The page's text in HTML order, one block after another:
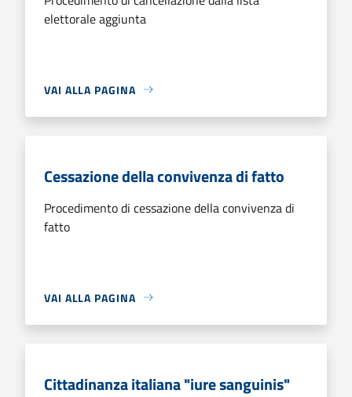
elettorale aggiunta
VAI ALLA PAGINA
Cessazione della convivenza di fatto
Procedimento di cessazione della convivenza di
fatto
VAI ALLA PAGINA
Cittadinanza italiana "iure sanguinis"